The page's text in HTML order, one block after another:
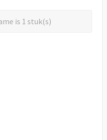
is 1 stuk(s)